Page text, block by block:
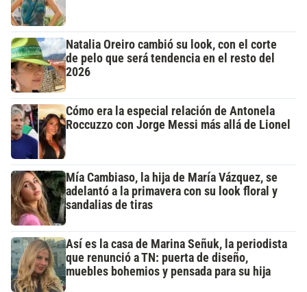
Natalia Oreiro cambió su look, con el corte
de pelo que será tendencia en el resto del
2026
Cómo era la especial relación de Antonela
Roccuzzo con Jorge Messi más allá de Lionel
Mía Cambiaso, la hija de María Vázquez, se
adelantó a la primavera con su look floral y
sandalias de tiras
Así es la casa de Marina Señuk, la periodista
que renunció a TN: puerta de diseño,
muebles bohemios y pensada para su hija